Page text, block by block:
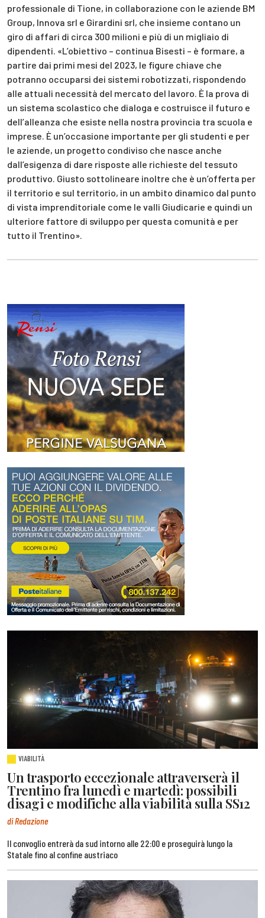
professionale di Tione, in collaborazione con le aziende BM
Group, Innova srl e Girardini srl, che insieme contano un
giro di affari di circa 300 milioni e più di un migliaio di
dipendenti. «L’obiettivo – continua Bisesti – è formare, a
partire dai primi mesi del 2023, le figure chiave che
potranno occuparsi dei sistemi robotizzati, rispondendo
alle attuali necessità del mercato del lavoro. È la prova di
un sistema scolastico che dialoga e costruisce il futuro e
dell’alleanza che esiste nella nostra provincia tra scuola e
imprese. È un’occasione importante per gli studenti e per
le aziende, un progetto condiviso che nasce anche
dall’esigenza di dare risposte alle richieste del tessuto
produttivo. Giusto sottolineare inoltre che è un’offerta per
il territorio e sul territorio, in un ambito dinamico dal punto
di vista imprenditoriale come le valli Giudicarie e quindi un
ulteriore fattore di sviluppo per questa comunità e per
tutto il Trentino».
VIABILITÀ
Un trasporto eccezionale attraverserà il
Trentino fra lunedì e martedì: possibili
disagi e modifiche alla viabilità sulla SS12
di Redazione
Il convoglio entrerà da sud intorno alle 22:00 e proseguirà lungo la
Statale fino al confine austriaco